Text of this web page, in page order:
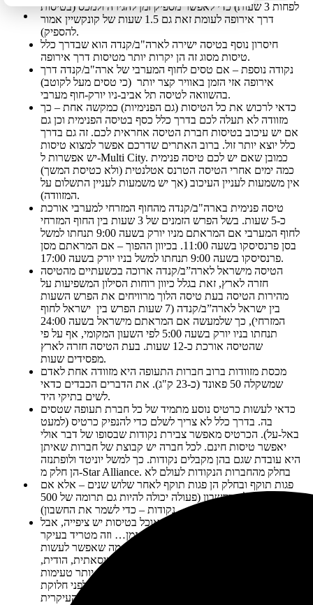
לפחות 3 שעות) כדי לאפשר מספיק זמן להגירה ולמכס (בטיסות
דרך אירופה לעומת זאת גם 1.5 שעות של קונקשיין אמור
להספיק).
חיסרון נוסף בטיסה ישירה לארה"ב/קנדה הוא שבדרך כלל
טיסות מסוג זה הן יקרות יותר מטיסות דרך אירופה.
נקודה נוספת – אם טסים לחוף המערבי של ארה"ב/קנדה דרך
אירופה אזי הזמן באוויר קצר יותר (כי טסים מעל לקוטב)
בהשוואה לטיסה תל אביב-ניו יורק-חוף מערבי.
כדאי לרכוש את כל הטיסות (גם הפנימיות) כמקשה אחת – כך
מזוודה לא תעלה לכם בדרך כלל כסף בטיסה הפנימית וכן גם
אם יש עיכוב בטיסות חברת הטיסה אחראית לכם. זה גם בדרך
כלל יוצא יותר זול. ברוב האתרים שדרכם אפשר למצוא טיסות
יש אפשרות ל-Multi City. כמובן שאם יש לכם טיסה פנימית
כמה ימים אחרי הטיסה הטרנס אטלנטית (ולא כטיסת המשך)
אין משמעות לעניין העיכוב (אך יש משמעות לעניין התשלום על
המזוודה).
טיסה פנימית בארה"ב/קנדה מהחוף המזרחי למערבי אורכת
כ-5 שעות. בשל הפרש הזמנים של 3 שעות בין החוף המזרחי
לחוף המערבי אם המראתם מניו יורק בשעה 9:00 תנחתו למשל
בסן פרנסיסקו בשעה 11:00. בכיוון ההפוך – אם המראתם מסן
פרנסיסקו בשעה 9:00 תנחתו למשל בניו יורק בשעה 17:00.
הטיסה מישראל לארה”ב/קנדה ארוכה בכשעתיים מהטיסה
חזרה לארץ, זאת בגלל כיוון רוחות הסילון המשפיעות על
מהירות הטיסה בעת טיסה הלוך מרוויחים את הפרש השעות
בין ישראל לארה”ב/קנדה (7 שעות הפרש בין ישראל לחוף
המזרחי), כך שלמעשה אם המראתם מישראל בשעה 24:00
תנחתו בניו יורק בשעה 5:00 לפי השעון המקומי, אף על פי
שהטיסה אורכת כ-12 שעות. בעת הטיסה חזרה לארץ
מפסידים שעות.
מכסת מזוודות ברוב חברות התעופה היא מזוודה אחת לאדם
שמשקלה 50 פאונד (כ-23 ק"ג). את הדברים הכבדים כדאי
לשים בתיקי היד.
כדאי לעשות כרטיס נוסע מתמיד של כל חברת תעופה שטסים
בה. בדרך כלל לא צריך לשלם כדי להנפיק כרטיס (למעט
באל-על). הכרטיס מאפשר צבירת נקודות שבסופו של דבר אולי
יאפשר טיסות חינם. לכל חברה יש קבוצת של חברות שאיתן
היא עובדת שגם בהן מקבלים נקודות. כך למשל יוניטד ולופתנזה
הן חלק מ-Star Alliance. בחלק מהחברות הנקודות לעולם לא
פגות תוקף ובחלק הן פגות תוקף לאחר שלוש שנים – אלא אם
עושים פעולה בחשבון (פעולה יכולה להיות גם תרומה של 500
נקודות – כדי לשמר את החשבון).
אוכל… כאשר מתחילים לחלק אוכל בטיסות יש ציפייה, אבל
עד שמקבלים אוכל – עובר המון זמן… וזה מטריד בעיקר
בטיסות לילה בהן רוצים כבר ללכת לישון. מה שאפשר לעשות
זה להזמין מנה מיוחדת – למשל מנה צמחונית, איסאתית, הודית,
כשרה וכדומה (לעתים קרובות מנות אלה גם יותר טעימות
מהמנות הרגילות) – שאותה מקבלים בדרך כלל לפני חלוקת
האוכל העיקרית